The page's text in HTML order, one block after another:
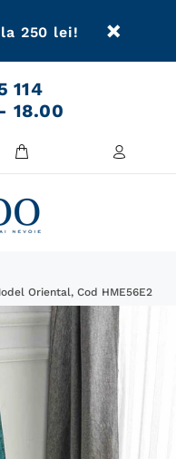
250 lei!
114
18.00
Oriental, Cod HME56E2